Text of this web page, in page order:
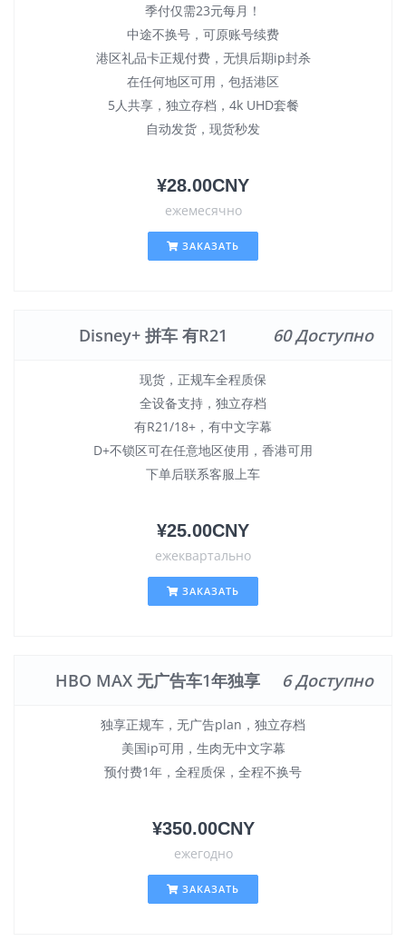
季付仅需23元每月！
中途不换号，可原账号续费
港区礼品卡正规付费，无惧后期ip封杀
在任何地区可用，包括港区
5人共享，独立存档，4k UHD套餐
自动发货，现货秒发
¥28.00CNY
ежемесячно
ЗАКАЗАТЬ
Disney+ 拼车 有R21 60 Доступно
现货，正规车全程质保
全设备支持，独立存档
有R21/18+，有中文字幕
D+不锁区可在任意地区使用，香港可用
下单后联系客服上车
¥25.00CNY
ежеквартально
ЗАКАЗАТЬ
HBO MAX 无广告车1年独享 6 Доступно
独享正规车，无广告plan，独立存档
美国ip可用，生肉无中文字幕
预付费1年，全程质保，全程不换号
¥350.00CNY
ежегодно
ЗАКАЗАТЬ